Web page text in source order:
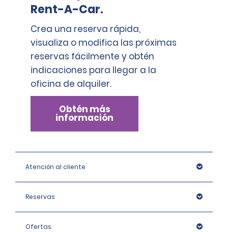
Rent-A-Car.
Crea una reserva rápida,
visualiza o modifica las próximas
reservas fácilmente y obtén
indicaciones para llegar a la
oficina de alquiler.
Obtén más
información
Atención al cliente
Reservas
Ofertas